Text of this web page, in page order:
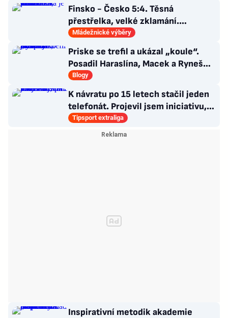
Finsko - Česko 5:4. Těsná
přestřelka, velké zklamání.
Osmnáctka je mimo semifinále
Mládežnické výběry
Priske se trefil a ukázal „koule“.
Posadil Haraslína, Macek a Ryneš
jako jackpot
Blogy
K návratu po 15 letech stačil jeden
telefonát. Projevil jsem iniciativu,
říká Pavelka
Tipsport extraliga
Inspirativní metodik akademie